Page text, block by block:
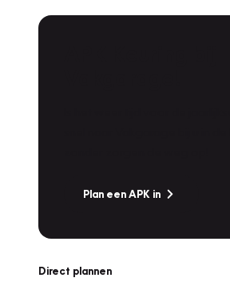
Plan een APK in
Direct plannen